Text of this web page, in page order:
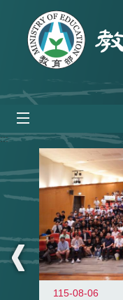
跳到主要內容區塊
:::
115-08-06